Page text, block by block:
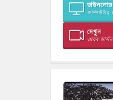
ডাউনলোড
কম্পিউটার
দেখুন
ওয়েব ভার্সন